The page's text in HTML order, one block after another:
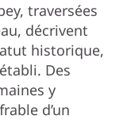
traversées
décrivent
historique,
Des
y
d’un